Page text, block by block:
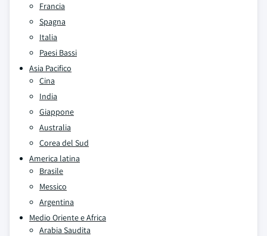
Francia
Spagna
Italia
Paesi Bassi
Asia Pacifico
Cina
India
Giappone
Australia
Corea del Sud
America latina
Brasile
Messico
Argentina
Medio Oriente e Africa
Arabia Saudita